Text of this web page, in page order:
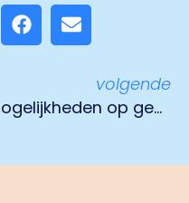
volgende
Mogelijkheden op gebied van coronatesten